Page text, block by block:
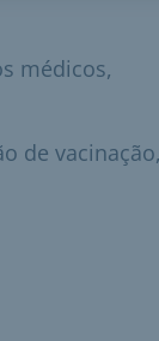
médicos,
de